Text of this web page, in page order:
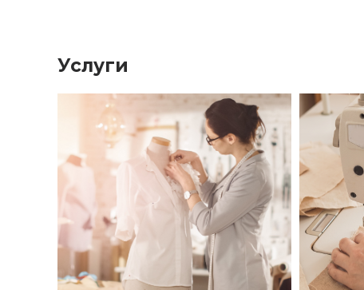
Услуги